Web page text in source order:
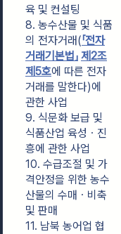
육 및 컨설팅
8. 농수산물 및 식품
의 전자거래(「전자
거래기본법」 제2조
제5호에 따른 전자
거래를 말한다)에
관한 사업
9. 식문화 보급 및
식품산업 육성ㆍ진
흥에 관한 사업
10. 수급조절 및 가
격안정을 위한 농수
산물의 수매ㆍ비축
및 판매
11. 남북 농어업 협